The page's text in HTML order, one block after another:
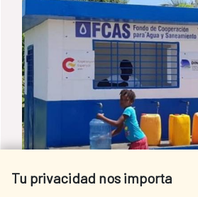
Tu privacidad nos importa